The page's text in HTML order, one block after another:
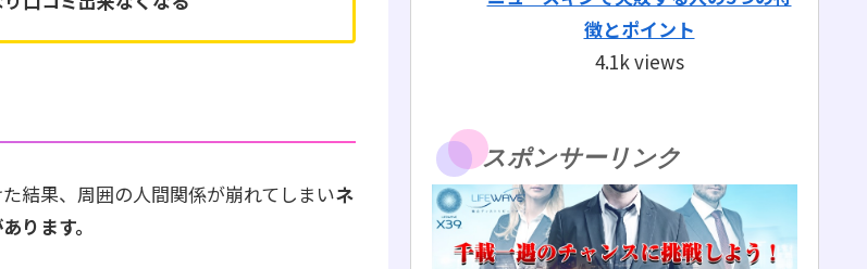
結果、周囲の人間関係が崩れてしまいネ
ります。
徴とポイント
4.1k views
スポンサーリンク